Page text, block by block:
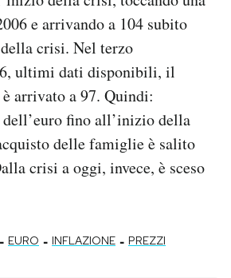
e arrivando a 104 subito
crisi. Nel terzo
ultimi dati disponibili, il
arrivato a 97. Quindi:
fino all’inizio della
delle famiglie è salito
crisi a oggi, invece, è sceso
- EURO - INFLAZIONE - PREZZI